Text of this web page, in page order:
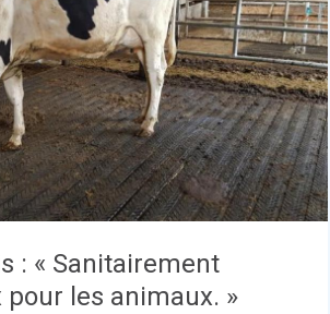
: « Sanitairement
pour les animaux. »